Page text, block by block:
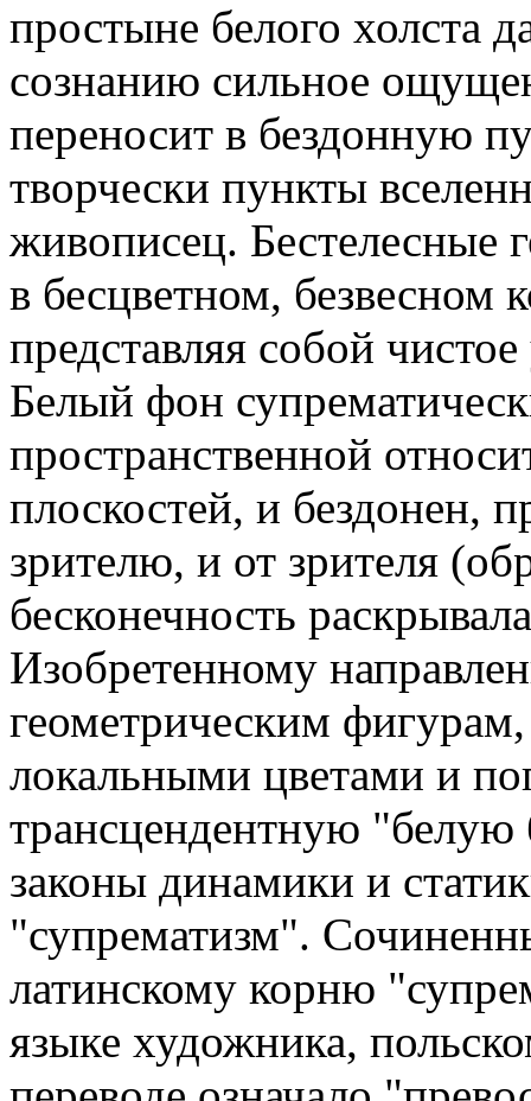
простыне белого холста
сознанию сильное
переносит в бездонную
творчески пункты
живописец. Бестелесные
в бесцветном, безвесном
представляя собой
Белый фон
пространственной
плоскостей, и бездонен,
зрителю, и от зрителя
бесконечность
Изобретенному
геометрическим
локальными цветами и
трансцендентную "белую
законы динамики и
"супрематизм".
латинскому корню
языке художника,